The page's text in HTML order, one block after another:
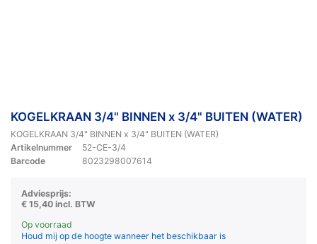
KOGELKRAAN 3/4" BINNEN x 3/4" BUITEN (WATER)
KOGELKRAAN 3/4" BINNEN x 3/4" BUITEN (WATER)
Artikelnummer
52-CE-3/4
Barcode
8023298007614
Adviesprijs:
€ 15,40 incl. BTW
Op voorraad
Houd mij op de hoogte wanneer het beschikbaar is